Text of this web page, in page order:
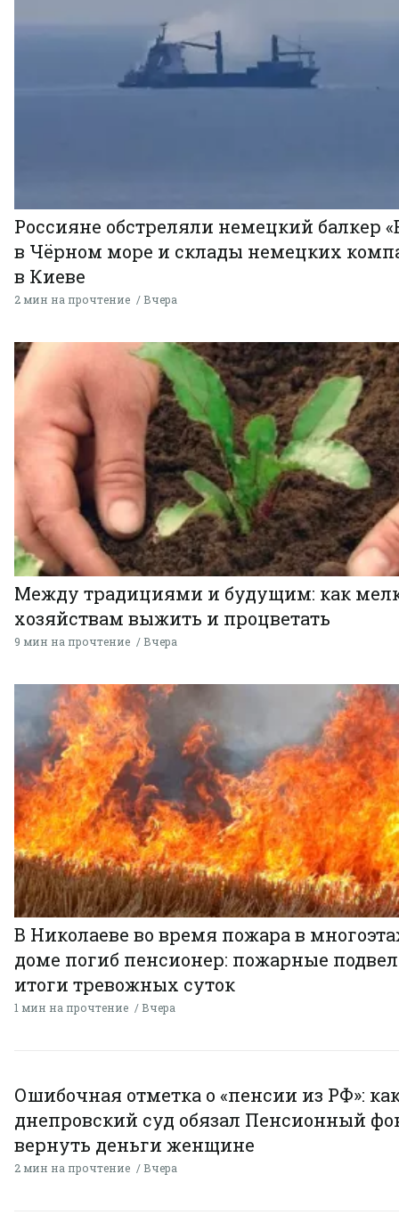
Россияне обстреляли немецкий балкер
в Чёрном море и склады немецких
в Киеве
2 мин на прочтение Вчера
Между традициями и будущим: как
хозяйствам выжить и процветать
9 мин на прочтение Вчера
В Николаеве во время пожара в
доме погиб пенсионер: пожарные
итоги тревожных суток
1 мин на прочтение Вчера
Ошибочная отметка о «пенсии из РФ»:
днепровский суд обязал Пенсионный
вернуть деньги женщине
2 мин на прочтение Вчера